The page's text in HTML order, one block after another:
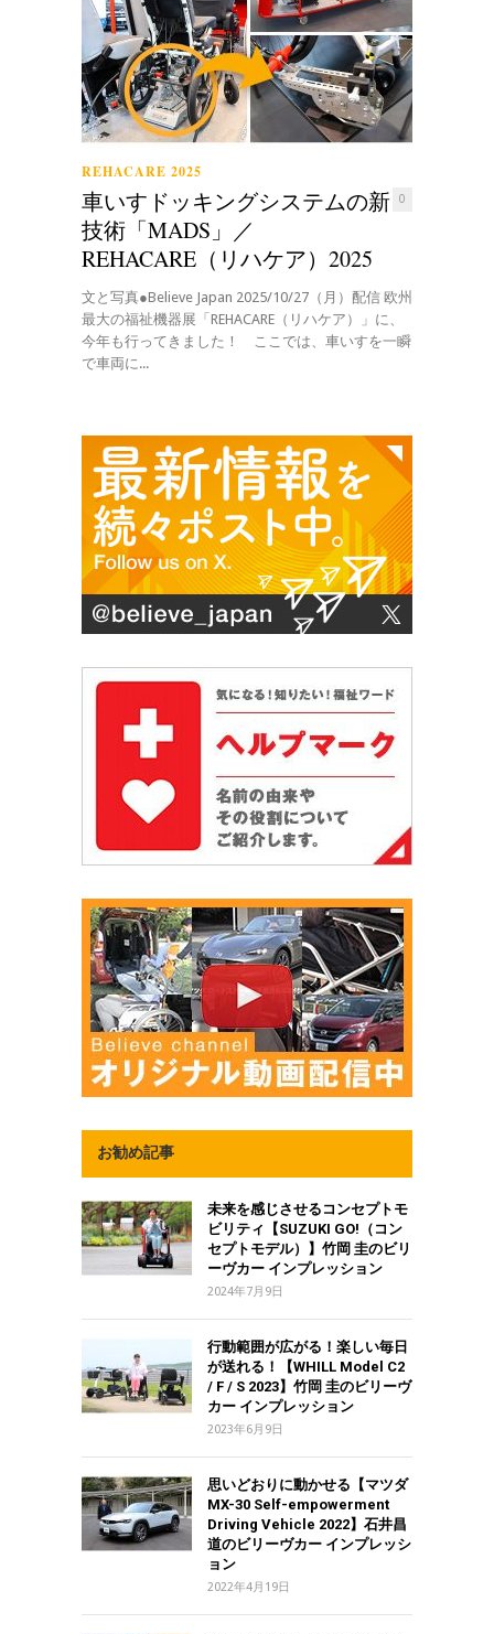
REHACARE 2025
0
車いすドッキングシステムの新
技術「MADS」／
REHACARE（リハケア）2025
文と写真●Believe Japan 2025/10/27（月）配信 欧州
最大の福祉機器展「REHACARE（リハケア）」に、
今年も行ってきました！ ここでは、車いすを一瞬
で車両に...
お勧め記事
未来を感じさせるコンセプトモ
ビリティ【SUZUKI GO!（コン
セプトモデル）】竹岡 圭のビリ
ーヴカー インプレッション
2024年7月9日
行動範囲が広がる！楽しい毎日
が送れる！【WHILL Model C2
/ F / S 2023】竹岡 圭のビリーヴ
カー インプレッション
2023年6月9日
思いどおりに動かせる【マツダ
MX-30 Self-empowerment
Driving Vehicle 2022】石井昌
道のビリーヴカー インプレッシ
ョン
2022年4月19日